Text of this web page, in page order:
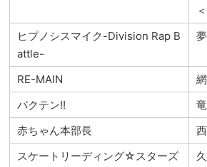
ヒプノシスマイク-Division Rap B
attle-
RE-MAIN
バクテン!!
赤ちゃん本部長
スケートリーディング☆スターズ